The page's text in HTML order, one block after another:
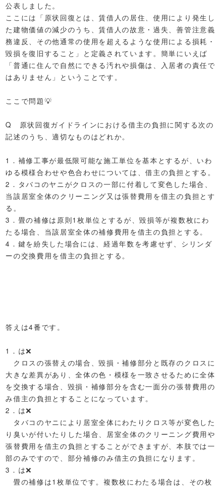
公表しました。
ここには「原状回復とは、賃借人の居住、使用により発生し
た建物価値の減少のうち、賃借人の故意・過失、善管注意義
務違反、その他通常の使用を超えるような使用による損耗・
毀損を復旧すること」と定義されています。簡単にいえば
「普通に住んで自然にできる汚れや損傷は、入居者の責任で
はありません」ということです。
ここで問題💡
Q 原状回復ガイドラインにおける借主の負担に関する次の
記述のうち、適切なものはどれか。
1．補修工事が最低限可能な施工単位を基本とするが、いわ
ゆる模様合わせや色合わせについては、借主の負担とする。
2．タバコのヤニがクロスの一部に付着して変色した場合、
当該居室全体のクリーニング又は張替費用を借主の負担とす
る。
3．畳の補修は原則1枚単位とするが、毀損等が複数枚にわ
たる場合、当該居室全体の補修費用を借主の負担とする。
4．鍵を紛失した場合には、経過年数を考慮せず、シリンダ
ーの交換費用を借主の負担とする。
答えは4番です。
1．は❌
クロスの張替えの場合、毀損・補修部分と既存のクロスに
大きな差異があり、全体の色・模様を一致させるために全体
を交換する場合、毀損・補修部分を含む一面分の張替費用の
み借主の負担とすることになっています。
2．は❌
タバコのヤニにより居室全体にわたりクロス等が変色した
り臭いが付いたりした場合、居室全体のクリーニング費用や
張替費用を借主の負担とすることができますが、本肢では一
部のみですので、部分補修のみ借主の負担になります。
3．は❌
畳の補修は1枚単位です。複数枚にわたる場合は、その枚